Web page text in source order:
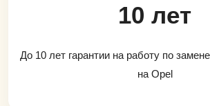
10 лет
До 10 лет гарантии на работу по
на Opel